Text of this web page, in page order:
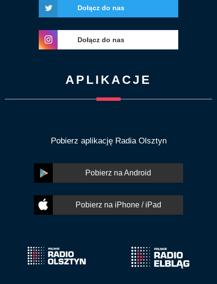
Dołącz do nas
Dołącz do nas
APLIKACJE
Pobierz aplikację Radia Olsztyn
Pobierz na Android
Pobierz na iPhone / iPad